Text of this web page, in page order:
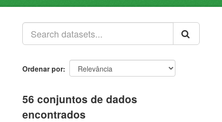
Ordenar por
56 conjuntos de dados
encontrados